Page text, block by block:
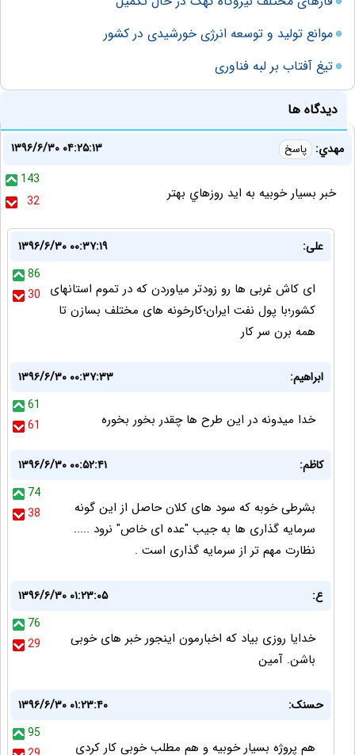
موانع تولید و توسعه انرژی خورشیدی در کشور
تیغ آفتاب بر لبه فناوری
دیدگاه ها
مهدي: پاسخ
۱۳۹۶/۶/۳۰ ۰۴:۲۵:۱۳
143
32
خبر بسيار خوبيه به ايد روزهاي بهتر
علی:
۱۳۹۶/۶/۳۰ ۰۰:۳۷:۱۹
86
30
ای کاش غربی ها رو زودتر میاوردن که در تموم استانهای
کشور؛با پول نفت ایران؛کارخونه های مختلف بسازن تا
همه برن سر کار
ابراهیم:
۱۳۹۶/۶/۳۰ ۰۰:۳۷:۳۳
61
61
خدا میدونه در این طرح ها چقدر بخور بخوره
کاظم:
۱۳۹۶/۶/۳۰ ۰۰:۵۲:۴۱
74
38
بشرطی خوبه که سود های کلان حاصل از این گونه
سرمایه گذاری ها به جیب "عده ای خاص" نرود .....
نظارت مهم تر از سرمایه گذاری است .
ع:
۱۳۹۶/۶/۳۰ ۰۱:۲۳:۰۵
76
29
خدایا روزی بیاد که اخبارمون اینجور خبر های خوبی
باشن. آمین
حسنک:
۱۳۹۶/۶/۳۰ ۰۱:۲۳:۴۰
95
هم پروژه بسیار خوبیه و هم مطلب خوبی کار کردی